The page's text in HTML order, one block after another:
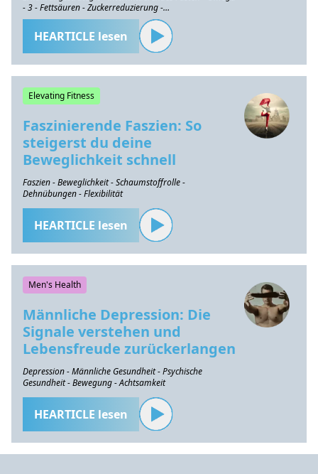
- 3 - Fettsäuren - Zuckerreduzierung -
Gesundheitserhaltung
HEARTICLE lesen
Elevating Fitness
Faszinierende Faszien: So
steigerst du deine
Beweglichkeit schnell
Faszien - Beweglichkeit - Schaumstoffrolle -
Dehnübungen - Flexibilität
HEARTICLE lesen
Men's Health
Männliche Depression: Die
Signale verstehen und
Lebensfreude zurückerlangen
Depression - Männliche Gesundheit - Psychische
Gesundheit - Bewegung - Achtsamkeit
HEARTICLE lesen